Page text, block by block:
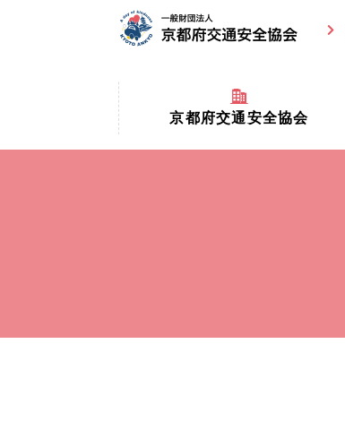
京都府交通安全協会
京都府交通安全協会とは？